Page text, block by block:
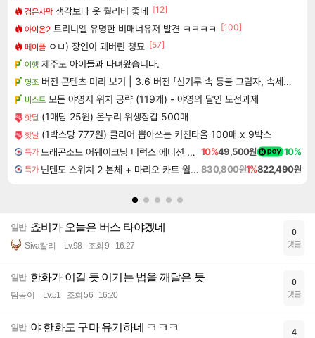
검은사막 생각보다 옷 퀄리티 좋네 [12]
아이온2 트리니엘 유명한 비매너유저 발견 ㅋㅋㅋㅋ
[100]
메이플 ㅇㅂ) 장인이 돼버린 청묘 [57]
여행 제주도 아이들과 다녀왔습니다.
명조 버전 콘텐츠 미리 보기 | 3.6 버전 「신기루 속 등불 그림자, 속세에 깃든 검의 결심」이 8월 20일에 업데이트됩니다!
비스트 모든 야영지 위치 공략 (119개) - 야영의 달인 도전과제
핫딜 (1매당 25원) 온누리 위생장갑 500매
핫딜 (1박스당 777원) 클리어 뽑아쓰는 키친타올 100매 x 9박스
특가 드래곤소드 어웨이크닝 디럭스 에디션 DragonSword Awakening Deluxe Edition 10%49,500원 10%
특가 닌텐도 스위치 2 본체 + 마리오 카트 월드 + 슈퍼 마리오 파티 잼버리 닌텐도 스위치 2 에디션 + 잼버리 TV 번들 830,800원1%822,490원
일반 쵸비가 오늘은 버스 타야겠네
Siva칼리 Lv.98 조회 9 16:27
0
댓글
일반 한화가 이길 듯 이기는 법을 깨달은 듯
탐동이 Lv.51 조회 56 16:20
0
댓글
일반 야 한화도 구마 유기하네 ㅋㅋㅋ 4